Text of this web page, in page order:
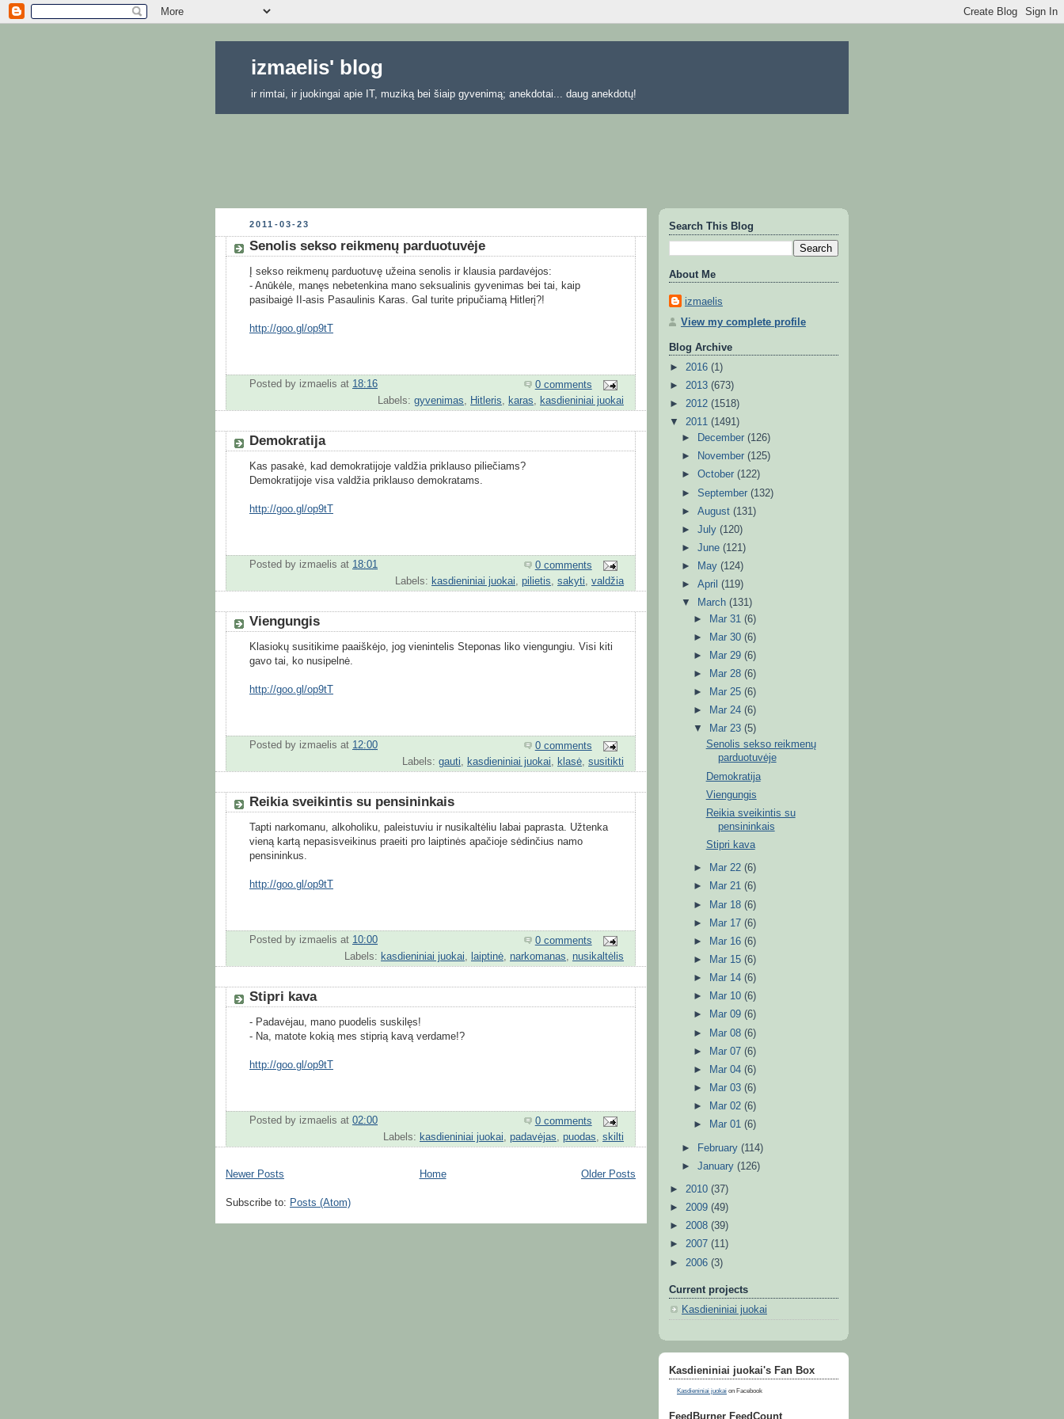
izmaelis' blog
ir rimtai, ir juokingai apie IT, muziką bei šiaip gyvenimą; anekdotai... daug anekdotų!
2011-03-23
Senolis sekso reikmenų parduotuvėje
Į sekso reikmenų parduotuvę užeina senolis ir klausia pardavėjos:
- Anūkėle, manęs nebetenkina mano seksualinis gyvenimas bei tai, kaip
pasibaigė II-asis Pasaulinis Karas. Gal turite pripučiamą Hitlerį?!
http://goo.gl/op9tT
Posted by izmaelis at 18:16
0 comments
Labels: gyvenimas Hitleris karas kasdieniniai juokai
Demokratija
Kas pasakė, kad demokratijoje valdžia priklauso piliečiams?
Demokratijoje visa valdžia priklauso demokratams.
http://goo.gl/op9tT
Posted by izmaelis at 18:01
0 comments
Labels: kasdieniniai juokai pilietis sakyti valdžia
Viengungis
Klasiokų susitikime paaiškėjo, jog vienintelis Steponas liko viengungiu. Visi kiti
gavo tai, ko nusipelnė.
http://goo.gl/op9tT
Posted by izmaelis at 12:00
0 comments
Labels: gauti kasdieniniai juokai klasė susitikti
Reikia sveikintis su pensininkais
Tapti narkomanu, alkoholiku, paleistuviu ir nusikaltėliu labai paprasta. Užtenka
vieną kartą nepasisveikinus praeiti pro laiptinės apačioje sėdinčius namo
pensininkus.
http://goo.gl/op9tT
Posted by izmaelis at 10:00
0 comments
Labels: kasdieniniai juokai laiptinė narkomanas nusikaltėlis
Stipri kava
- Padavėjau, mano puodelis suskilęs!
- Na, matote kokią mes stiprią kavą verdame!?
http://goo.gl/op9tT
Posted by izmaelis at 02:00
0 comments
Labels: kasdieniniai juokai padavėjas puodas skilti
Newer Posts Older Posts
Home
Subscribe to: Posts (Atom)
Search This Blog
About Me
izmaelis
View my complete profile
Blog Archive
► 2016 (1)
► 2013 (673)
► 2012 (1518)
▼ 2011 (1491)
►
December(126)
►
November(125)
►October(122)
►September(132)
►August(131)
►July(120)
►June(121)
►
May(124)
►April(119)
▼
March(131)
►
Mar 31(6)
►
Mar 30(6)
►
Mar 29(6)
►
Mar 28(6)
►
Mar 25(6)
►
Mar 24(6)
▼
Mar 23(5)
Senolis sekso reikmenų
parduotuvėje
Demokratija
Viengungis
Reikia sveikintis su
pensininkais
Stipri kava
► Mar 22(6)
►
Mar 21(6)
►
Mar 18(6)
►
Mar 17(6)
►
Mar 16(6)
►
Mar 15(6)
►
Mar 14(6)
►
Mar 10(6)
►
Mar 09(6)
►
Mar 08(6)
►
Mar 07(6)
►
Mar 04(6)
►
Mar 03(6)
►
Mar 02(6)
►
Mar 01(6)
► February(114)
►January(126)
► 2010 (37)
► 2009 (49)
► 2008 (39)
► 2007 (11)
► 2006 (3)
Current projects
Kasdieniniai juokai
Kasdieniniai juokai's Fan Box
Kasdieniniai juokai on Facebook
FeedBurner FeedCount